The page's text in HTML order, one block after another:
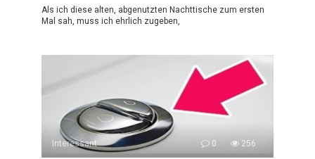
Als ich diese alten, abgenutzten Nachttische zum ersten
Mal sah, muss ich ehrlich zugeben,
Interessant 0 256